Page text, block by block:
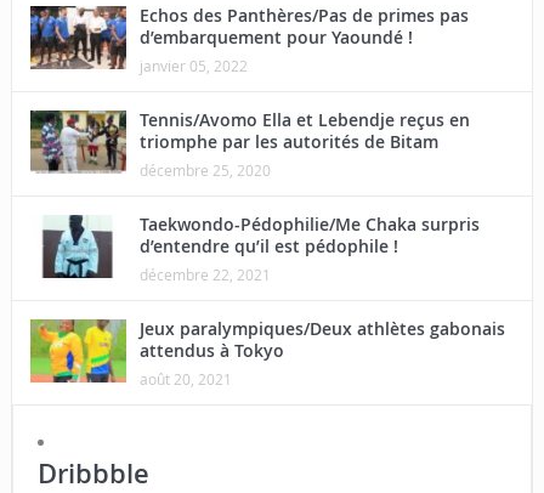
Echos des Panthères/Pas de primes pas
d’embarquement pour Yaoundé !
janvier 05, 2022
Tennis/Avomo Ella et Lebendje reçus en
triomphe par les autorités de Bitam
décembre 25, 2020
Taekwondo-Pédophilie/Me Chaka surpris
d’entendre qu’il est pédophile !
décembre 22, 2021
Jeux paralympiques/Deux athlètes gabonais
attendus à Tokyo
août 20, 2021
Dribbble